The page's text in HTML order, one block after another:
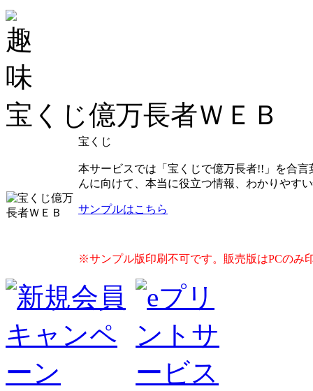
宝くじ億万長者ＷＥＢ
宝くじ
本サービスでは「宝くじで億万長者!!」を合
んに向けて、本当に役立つ情報、わかりやす
サンプルはこちら
※サンプル版印刷不可です。販売版はPCのみ